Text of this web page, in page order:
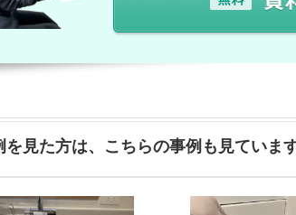
を見た方は、こちらの事例も見ていま